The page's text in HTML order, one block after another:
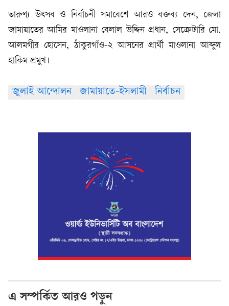
তারুণ্য উৎসব ও নির্বাচনী সমাবেশে আরও বক্তব্য দেন, জেলা
জামায়াতের আমির মাওলানা বেলাল উদ্দিন প্রধান, সেক্রেটারি মো.
আলমগীর হোসেন, ঠাকুরগাঁও-২ আসনের প্রার্থী মাওলানা আব্দুল
হাকিম প্রমুখ।
জুলাই আন্দোলন জামায়াতে-ইসলামী নির্বাচন
এ সম্পর্কিত আরও পড়ুন